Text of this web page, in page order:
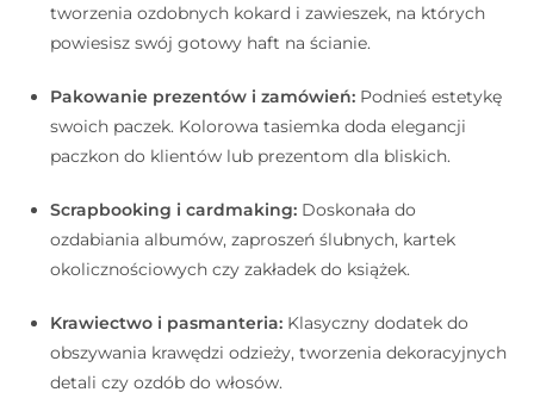
tworzenia ozdobnych kokard i zawieszek, na których
powiesisz swój gotowy haft na ścianie.
Pakowanie prezentów i zamówień: Podnieś estetykę
swoich paczek. Kolorowa tasiemka doda elegancji
paczkon do klientów lub prezentom dla bliskich.
Scrapbooking i cardmaking: Doskonała do
ozdabiania albumów, zaproszeń ślubnych, kartek
okolicznościowych czy zakładek do książek.
Krawiectwo i pasmanteria: Klasyczny dodatek do
obszywania krawędzi odzieży, tworzenia dekoracyjnych
detali czy ozdób do włosów.